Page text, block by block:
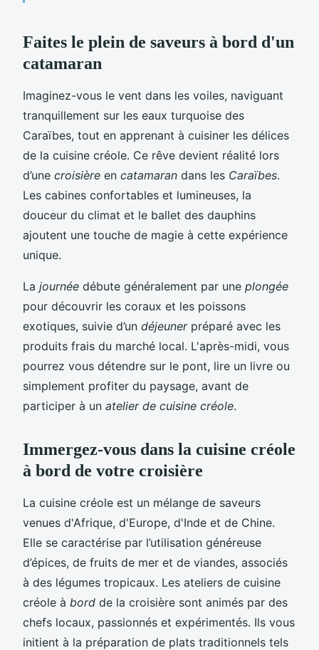
Faites le plein de saveurs à bord d'un
catamaran
Imaginez-vous le vent dans les voiles, naviguant
tranquillement sur les eaux turquoise des
Caraïbes, tout en apprenant à cuisiner les délices
de la cuisine créole. Ce rêve devient réalité lors
d’une croisière en catamaran dans les Caraïbes.
Les cabines confortables et lumineuses, la
douceur du climat et le ballet des dauphins
ajoutent une touche de magie à cette expérience
unique.
La journée débute généralement par une plongée
pour découvrir les coraux et les poissons
exotiques, suivie d’un déjeunerpréparé avec les
produits frais du marché local. L'après-midi, vous
pourrez vous détendre sur le pont, lire un livre ou
simplement profiter du paysage, avant de
participer à un atelier de cuisine créole.
Immergez-vous dans la cuisine créole
à bord de votre croisière
La cuisine créole est un mélange de saveurs
venues d'Afrique, d'Europe, d'Inde et de Chine.
Elle se caractérise par l’utilisation généreuse
d’épices, de fruits de mer et de viandes, associés
à des légumes tropicaux. Les ateliers de cuisine
créole à bord de la croisière sont animés par des
chefs locaux, passionnés et expérimentés. Ils vous
initient à la préparation de plats traditionnels tels